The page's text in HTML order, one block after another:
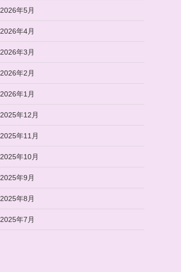
2026年5月
2026年4月
2026年3月
2026年2月
2026年1月
2025年12月
2025年11月
2025年10月
2025年9月
2025年8月
2025年7月